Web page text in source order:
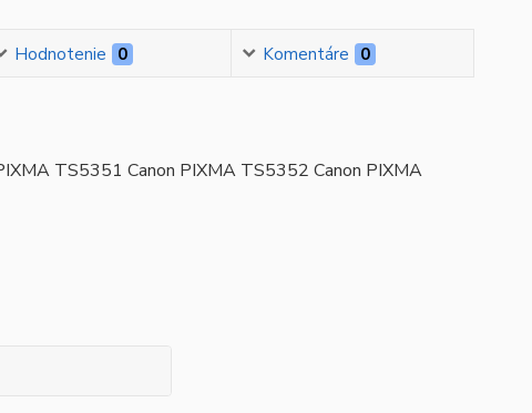
Hodnotenie 0 Komentáre 0
TS5351 Canon PIXMA TS5352 Canon PIXMA